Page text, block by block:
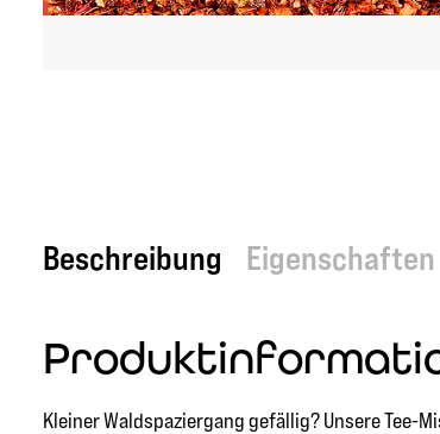
Beschreibung Eigenschaften
Kleiner Waldspaziergang gefällig? Unsere Tee-